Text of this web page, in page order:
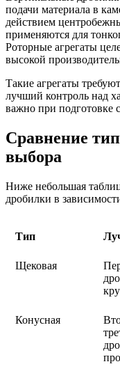
подачи материала в
действием
применяются для
Роторные агрегаты
высокой
Такие агрегаты
лучший контроль над
важно при подготовке
Сравнение
выбора
Ниже небольшая
дробилки в
Тип
Щековая
Конусная